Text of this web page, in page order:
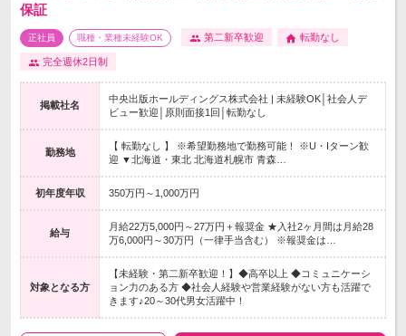
保証
正社員 職種・業種未経験OK 第二新卒歓迎 転勤なし
完全週休2日制
掲載社名
中央出版ホールディングス株式会社 | 未経験OK│社会人デ
ビュー歓迎│原則面接1回│転勤なし
勤務地
【 転勤なし 】 ※希望勤務地で勤務可能！ ※U・Iターン歓
迎 ▼北海道・東北 北海道札幌市 青森…
初年度年収 350万円～1,000万円
給与
月給22万5,000円～27万円＋報奨金 ★入社2ヶ月間は月給28
万6,000円～30万円（一律手当含む） ※報奨金は…
対象となる方
【未経験・第二新卒歓迎！】◆高卒以上 ◆コミュニケーシ
ョン力のある方 ◆社会人経験や営業経験がない方も活躍で
きます♪20～30代男女活躍中！